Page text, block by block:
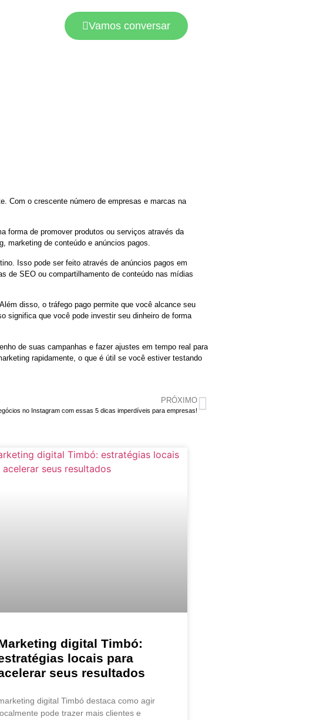
Vamos conversar
Com o crescente número de empresas e marcas na
forma de promover produtos ou serviços através da
marketing de conteúdo e anúncios pagos.
Isso pode ser feito através de anúncios pagos em
de SEO ou compartilhamento de conteúdo nas mídias
disso, o tráfego pago permite que você alcance seu
significa que você pode investir seu dinheiro de forma
de suas campanhas e fazer ajustes em tempo real para
rapidamente, o que é útil se você estiver testando
PRÓXIMO
no Instagram com essas 5 dicas imperdíveis para empresas!
digital Timbó:
locais para
seus resultados
digital Timbó destaca como agir
pode trazer mais clientes e